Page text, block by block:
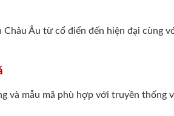
Châu Âu từ cổ điển đến hiện đại cùng
và mẫu mã phù hợp với truyền